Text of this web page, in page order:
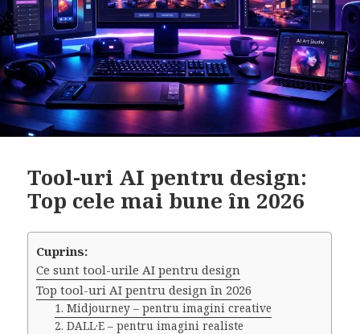
Tool-uri AI pentru design:
Top cele mai bune în 2026
Cuprins:
Ce sunt tool-urile AI pentru design
Top tool-uri AI pentru design în 2026
1. Midjourney – pentru imagini creative
2. DALL·E – pentru imagini realiste